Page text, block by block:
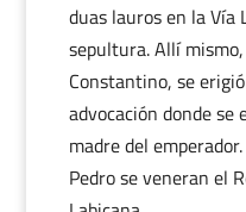
duas lauros en la Vía
sepultura. Allí
Constantino, se
advocación donde
madre del
Pedro se veneran el